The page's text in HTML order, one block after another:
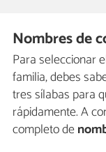
Nombres de
Para seleccionar
familia, debes
tres sílabas para
rápidamente. A
completo de